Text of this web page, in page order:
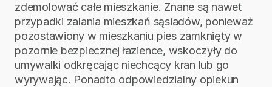
zdemolować całe mieszkanie. Znane są nawet
przypadki zalania mieszkań sąsiadów, ponieważ
pozostawiony w mieszkaniu pies zamknięty w
pozornie bezpiecznej łazience, wskoczyły do
umywalki odkręcając niechcący kran lub go
wyrywając. Ponadto odpowiedzialny opiekun